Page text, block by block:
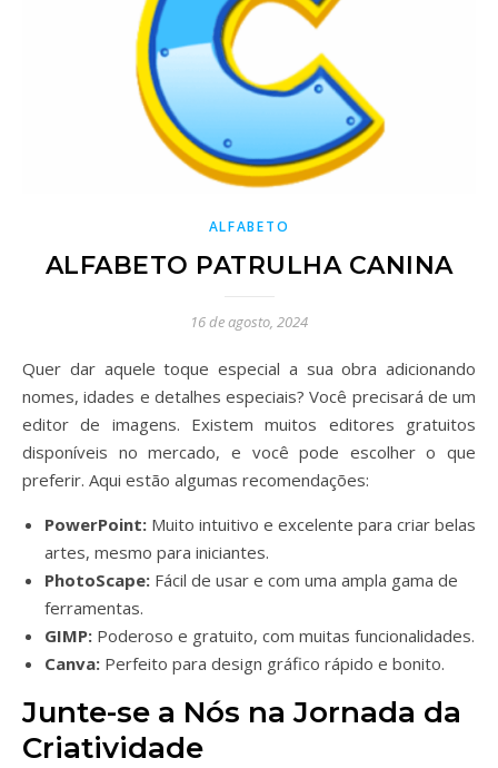
ALFABETO
ALFABETO PATRULHA CANINA
16 de agosto, 2024
Quer dar aquele toque especial a sua obra adicionando
nomes, idades e detalhes especiais? Você precisará de um
editor de imagens. Existem muitos editores gratuitos
disponíveis no mercado, e você pode escolher o que
preferir. Aqui estão algumas recomendações:
PowerPoint: Muito intuitivo e excelente para criar belas
artes, mesmo para iniciantes.
PhotoScape: Fácil de usar e com uma ampla gama de
ferramentas.
GIMP: Poderoso e gratuito, com muitas funcionalidades.
Canva: Perfeito para design gráfico rápido e bonito.
Junte-se a Nós na Jornada da
Criatividade